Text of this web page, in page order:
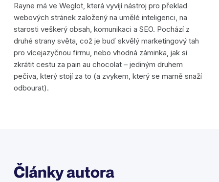
Rayne má ve Weglot, která vyvíjí nástroj pro překlad
webových stránek založený na umělé inteligenci, na
starosti veškerý obsah, komunikaci a SEO. Pochází z
druhé strany světa, což je buď skvělý marketingový tah
pro vícejazyčnou firmu, nebo vhodná záminka, jak si
zkrátit cestu za pain au chocolat – jediným druhem
pečiva, který stojí za to (a zvykem, který se marně snaží
odbourat).
Články autora